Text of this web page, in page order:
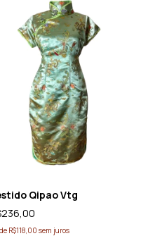
Qipao Vtg
de R$118,00 sem juros